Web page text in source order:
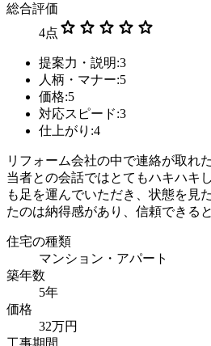
総合評価
4点 star star star star star
提案力・説明:3
人柄・マナー:5
価格:5
対応スピード:3
仕上がり:4
リフォーム会社の中で連絡が取れ
当者との会話ではとてもハキハキ
も足を運んでいただき、状態を見
たのは納得感があり、信頼できる
住宅の種類
マンション・アパート
築年数
5年
価格
32万円
工事期間